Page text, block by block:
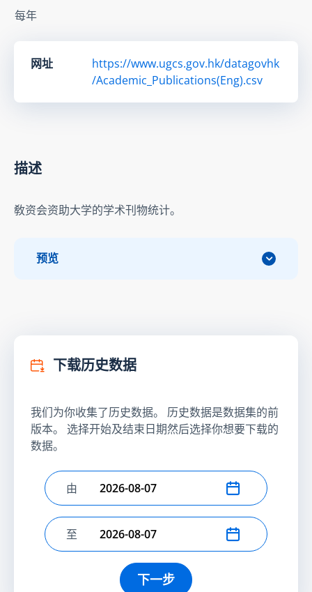
每年
网址
https://www.ugcs.gov.hk/datagovhk
/Academic_Publications(Eng).csv
描述
敎资会资助大学的学术刊物统计。
预览
下载历史数据
我们为你收集了历史数据。 历史数据是数据集的前
版本。 选择开始及结束日期然后选择你想要下载的
数据。
选择开始日期
由
选择结束日期
至
下一步